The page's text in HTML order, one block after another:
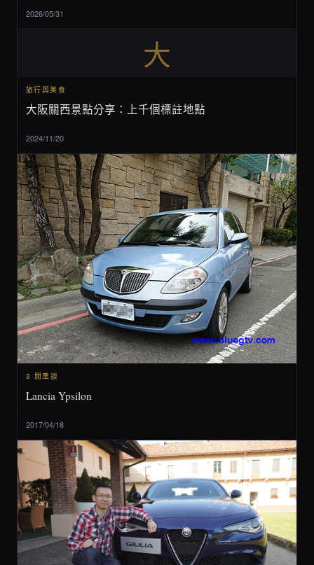
2026/05/31
大
旅行與美食
大阪關西景點分享：上千個標註地點
2024/11/20
3 閒車談
Lancia Ypsilon
2017/04/18